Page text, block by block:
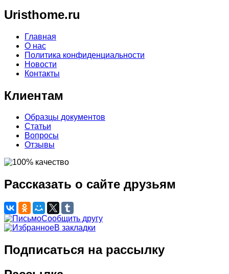
Uristhome.ru
Главная
О нас
Политика конфиденциальности
Новости
Контакты
Клиентам
Образцы документов
Статьи
Вопросы
Отзывы
Рассказать о сайте друзьям
Сообщить другу
В закладки
Подписаться на рассылку